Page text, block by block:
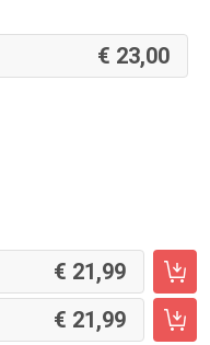
23,00
21,99
21,99